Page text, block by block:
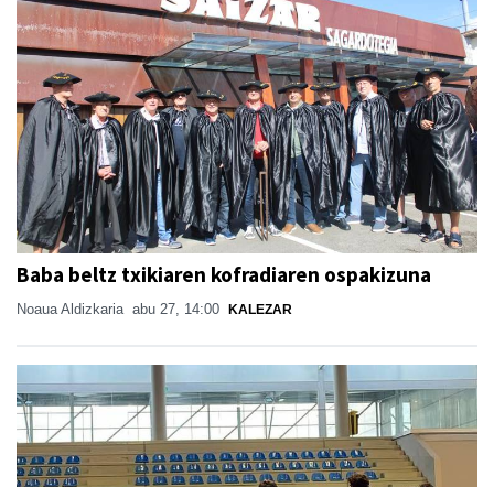
Baba beltz txikiaren kofradiaren ospakizuna
Noaua Aldizkaria abu 27, 14:00 KALEZAR